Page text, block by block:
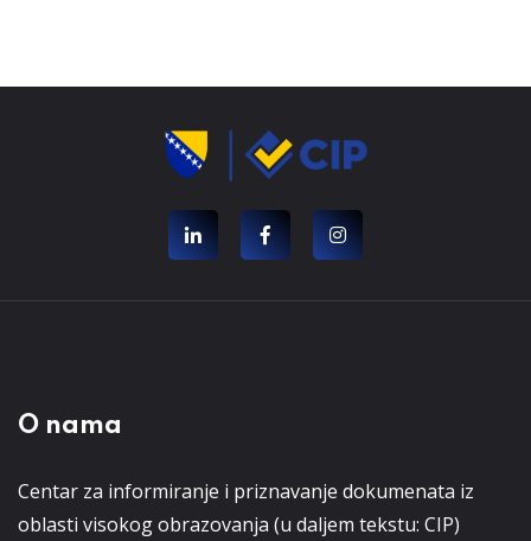
O nama
Centar za informiranje i priznavanje dokumenata iz
oblasti visokog obrazovanja (u daljem tekstu: CIP)